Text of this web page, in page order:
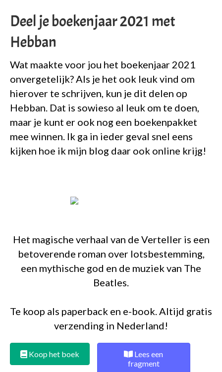
Deel je boekenjaar 2021 met
Hebban
Wat maakte voor jou het boekenjaar 2021
onvergetelijk? Als je het ook leuk vind om
hierover te schrijven, kun je dit delen op
Hebban. Dat is sowieso al leuk om te doen,
maar je kunt er ook nog een boekenpakket
mee winnen. Ik ga in ieder geval snel eens
kijken hoe ik mijn blog daar ook online krijg!
Het magische verhaal van de Verteller is een
betoverende roman over lotsbestemming,
een mythische god en de muziek van The
Beatles.
Te koop als paperback en e-book. Altijd gratis
verzending in Nederland!
Koop het boek
Lees een
fragment